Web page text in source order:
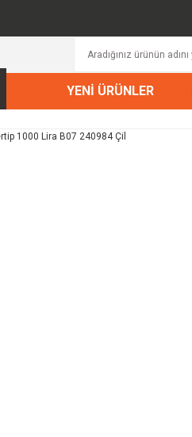
YENİ ÜRÜNLER